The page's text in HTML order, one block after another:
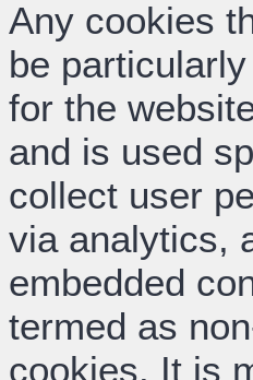
Any cookies
be
for the
and is used
collect user
via analytics,
embedded
termed as
cookies. It is